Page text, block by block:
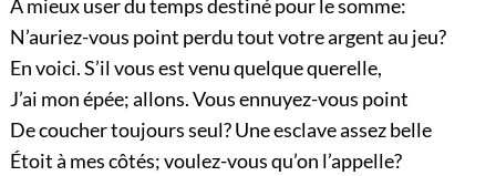
A mieux user du temps destiné pour le somme:
N’auriez-vous point perdu tout votre argent au jeu?
En voici. S’il vous est venu quelque querelle,
J’ai mon épée; allons. Vous ennuyez-vous point
De coucher toujours seul? Une esclave assez belle
Étoit à mes côtés; voulez-vous qu’on l’appelle?